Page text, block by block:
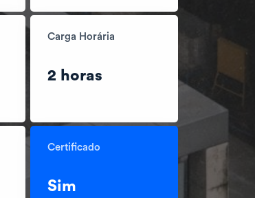
Carga Horária
2 horas
Certificado
Sim